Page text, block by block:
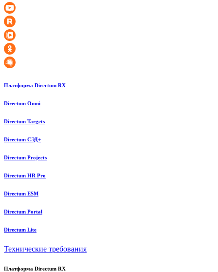
Платформа Directum RX
Directum Omni
Directum Targets
Directum СЭД+
Directum Projects
Directum HR Pro
Directum ESM
Directum Portal
Directum Lite
Технические требования
Платформа Directum RX